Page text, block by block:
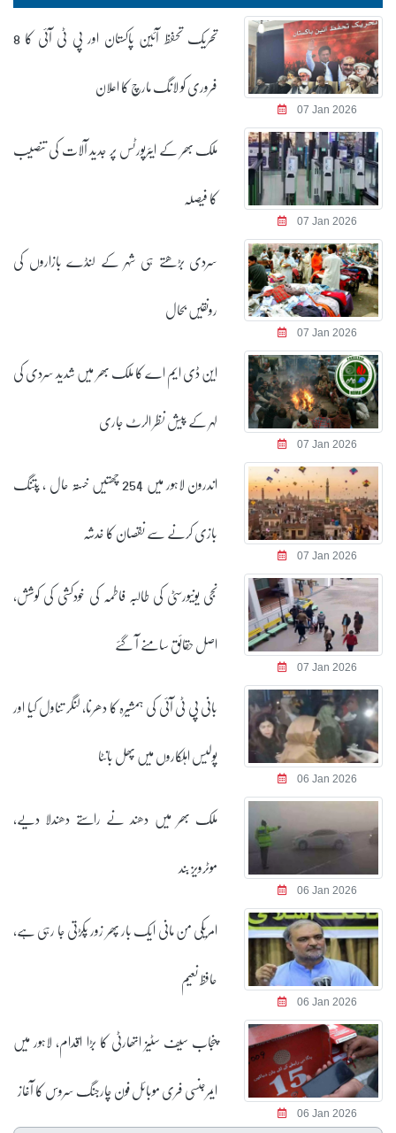
07 Jan 2026
تحریک تحفظ آئین پاکستان اور پی ٹی آئی کا 8
فروری کو لانگ مارچ کا اعلان
07 Jan 2026
ملک بھر کے ایئرپورٹس پر جدید آلات کی تنصیب
کا فیصلہ
07 Jan 2026
سردی بڑھتے ہی شہر کے لنڈے بازاروں کی
رونقیں بحال
07 Jan 2026
این ڈی ایم اے کا ملک بھر میں شدید سردی کی
لہر کے پیش نظر الرٹ جاری
07 Jan 2026
اندرون لاہور میں 254 چھتیں خستہ حال ، پتنگ
بازی کرنے سے نقصان کا خدشہ
07 Jan 2026
نجی یونیورسٹی کی طالبہ فاطمہ کی خودکشی کی کوشش،
اصل حقائق سامنے آ گئے
06 Jan 2026
بانی پی ٹی آئی کی ہمشیرہ کا دھرنا، لنگر تناول کیا اور
پولیس اہلکاروں میں پھل بانٹا
06 Jan 2026
ملک بھر میں دھند نے راستے دھندلا دیے،
موٹرویز بند
06 Jan 2026
امریکی من مانی ایک بار پھر زور پکڑتی جا رہی ہے،
حافظ نعیم
06 Jan 2026
پنجاب سیف سٹیز اتھارٹی کا بڑا اقدام، لاہور میں
ایمرجنسی فری موبائل فون چارجنگ سروس کا آغاز